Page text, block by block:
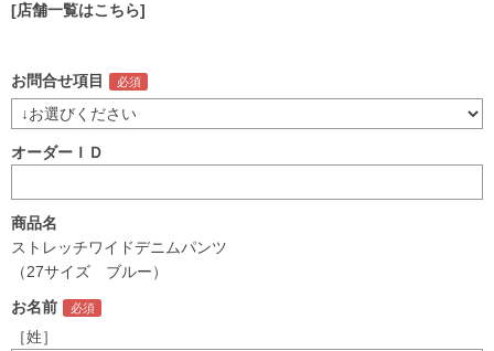
[店舗一覧はこちら]
お問合せ項目
オーダーＩＤ
商品名
ストレッチワイドデニムパンツ
（27サイズ ブルー）
お名前
［姓］